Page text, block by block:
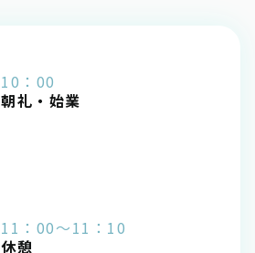
10：00
朝礼・始業
11：00～11：10
休憩